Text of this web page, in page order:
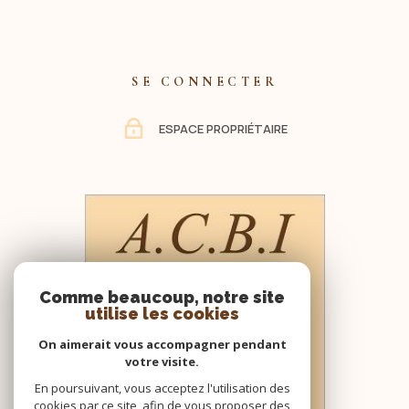
informations sur les risques auxquels ce bien est exposé
SE CONNECTER
ESPACE PROPRIÉTAIRE
Comme beaucoup, notre site
utilise les cookies
On aimerait vous accompagner pendant
votre visite.
En poursuivant, vous acceptez l'utilisation des
cookies par ce site, afin de vous proposer des